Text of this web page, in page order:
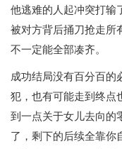
他逃难的人起冲突打输
被对方背后捅刀抢走所
不一定能全部凑齐。
成功结局没有百分百的
犯，也有可能走到终点
到一点关于女儿去向的
了，剩下的后续全靠你